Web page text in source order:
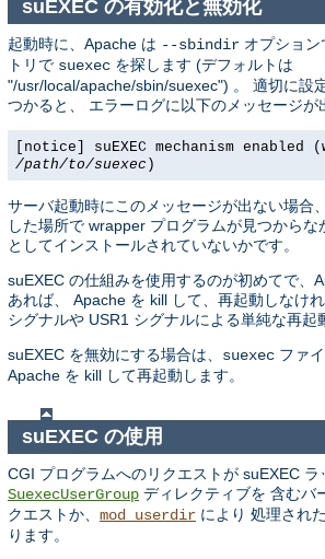
suEXEC の有効化と無効化
起動時に、Apache は --sbindir オプション
トリで suexec を探します (デフォルトは
"/usr/local/apache/sbin/suexec") 。 適切に設
つかると、 エラーログに以下のメッセージが
[notice] suEXEC mechanism enabled
/path/to/suexec )
サーバ起動時にこのメッセージが出ない場合
した場所で wrapper プログラムが見つからな
としてインストールされていないかです。
suEXEC の仕組みを使用するのが初めてで、
あれば、 Apache を kill して、再起動しなけ
シグナルや USR1 シグナルによる単純な再起
suEXEC を無効にする場合は、 suexec ファ
Apache を kill して再起動します。
suEXEC の使用
CGI プログラムへのリクエストが suEXEC ラ
SuexecUserGroup ディレクティブを 含むバ
クエストか、 mod_userdir により 処理され
ります。